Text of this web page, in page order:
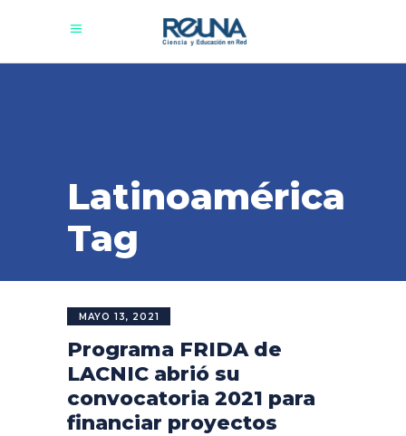
Latinoamérica
Tag
MAYO 13, 2021
Programa FRIDA de
LACNIC abrió su
convocatoria 2021 para
financiar proyectos